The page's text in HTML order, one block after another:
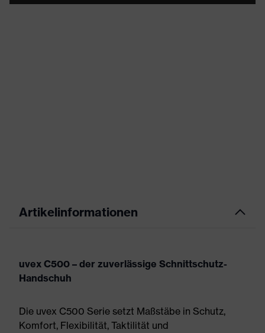
Artikelinformationen
uvex C500 – der zuverlässige Schnittschutz-
Handschuh
Die uvex C500 Serie setzt Maßstäbe in Schutz,
Komfort, Flexibilität, Taktilität und